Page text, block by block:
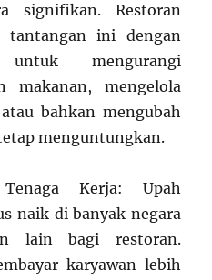
signifikan. Restoran
tantangan ini dengan
mengurangi
makanan, mengelola
bahkan mengubah
menguntungkan.
Kerja: Upah
naik di banyak negara
lain bagi restoran.
karyawan lebih